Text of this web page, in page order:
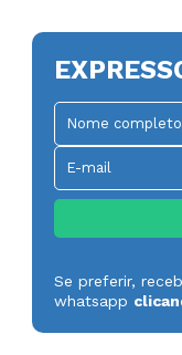
Se preferir,
whatsapp